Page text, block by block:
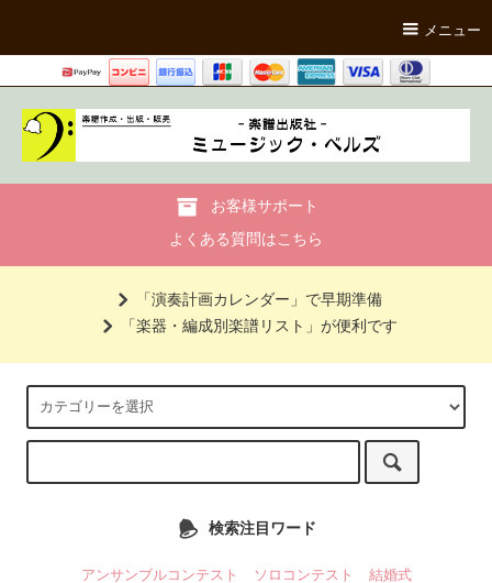
メニュー
お客様サポート
よくある質問はこちら
「演奏計画カレンダー」で早期準備
「楽器・編成別楽譜リスト」が便利です
検索注目ワード
アンサンブルコンテスト ソロコンテスト
結婚式